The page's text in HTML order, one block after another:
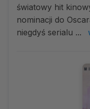
światowy hit
nominacji do
niegdyś serialu ...